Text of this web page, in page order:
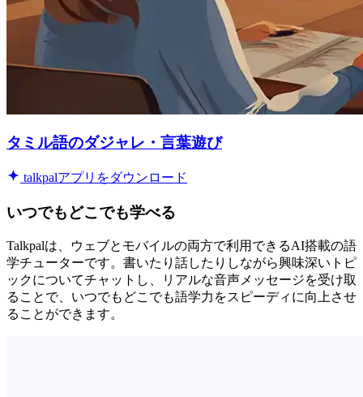
タミル語のダジャレ・言葉遊び
talkpalアプリをダウンロード
いつでもどこでも学べる
Talkpalは、ウェブとモバイルの両方で利用できるAI搭載の語
学チューターです。書いたり話したりしながら興味深いトピ
ックについてチャットし、リアルな音声メッセージを受け取
ることで、いつでもどこでも語学力をスピーディに向上させ
ることができます。